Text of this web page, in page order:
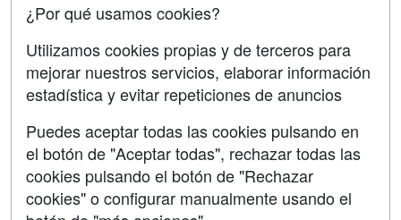
Copyleft
Grupo formazion:
¿Por qué usamos cookies?
Utilizamos cookies propias y de terceros para
mejorar nuestros servicios, elaborar información
estadística y evitar repeticiones de anuncios
Puedes aceptar todas las cookies pulsando en
el botón de "Aceptar todas", rechazar todas las
cookies pulsando el botón de "Rechazar
cookies" o configurar manualmente usando el